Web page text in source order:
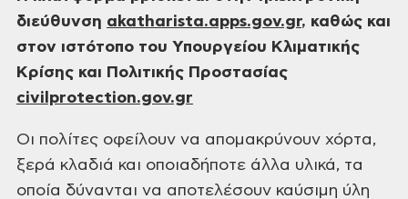
διεύθυνση akatharista.apps.gov.gr, καθώς και
στον ιστότοπο του Υπουργείου Κλιματικής
Κρίσης και Πολιτικής Προστασίας
civilprotection.gov.gr
Οι πολίτες οφείλουν να απομακρύνουν χόρτα,
ξερά κλαδιά και οποιαδήποτε άλλα υλικά, τα
οποία δύνανται να αποτελέσουν καύσιμη ύλη